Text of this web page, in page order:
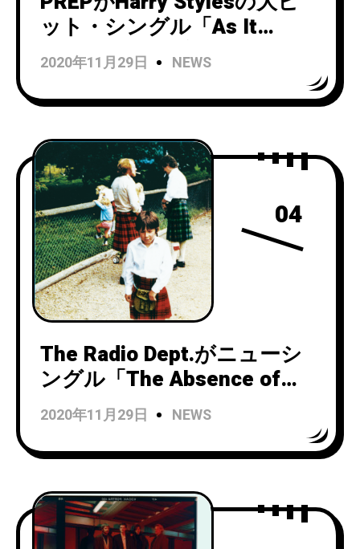
ット・シングル「As It
Was」のPREP流のスムース
なカバーを発表！ヴィジュア
ライザーも公開！
2020年11月29日 NEWS
04
The Radio Dept.がニューシ
ングル「The Absence of
Birds」と名盤「Pet Grief」
のリイシューを限定ブルーヴ
ァイナル仕様でリリース！
2020年11月29日 NEWS